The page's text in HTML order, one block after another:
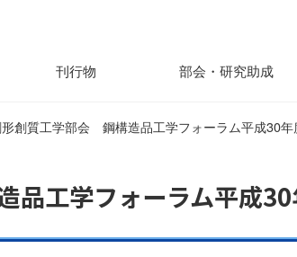
刊行物 部会・研究助成
創質工学部会 鋼構造品工学フォーラム平成30年
工学フォーラム平成